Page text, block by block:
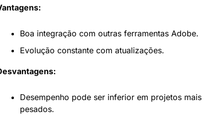
Boa integração com outras ferramentas Adobe.
Evolução constante com atualizações.
Desempenho pode ser inferior em projetos mais
pesados.